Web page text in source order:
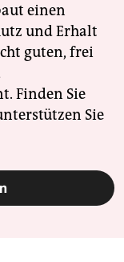
einen
und Erhalt
guten, frei
Finden Sie
Sie